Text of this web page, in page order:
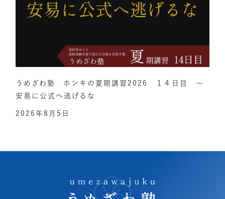
うめざわ塾 ホンキの夏期講習2026 １４日目 ～
安易に公式へ逃げるな
2026年8月5日